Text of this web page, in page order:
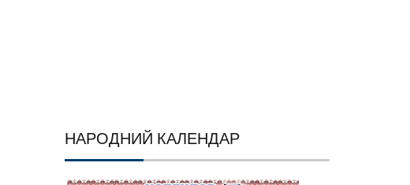
НАРОДНИЙ КАЛЕНДАР